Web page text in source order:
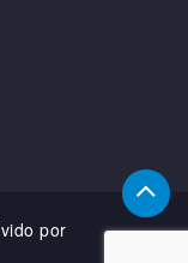
por